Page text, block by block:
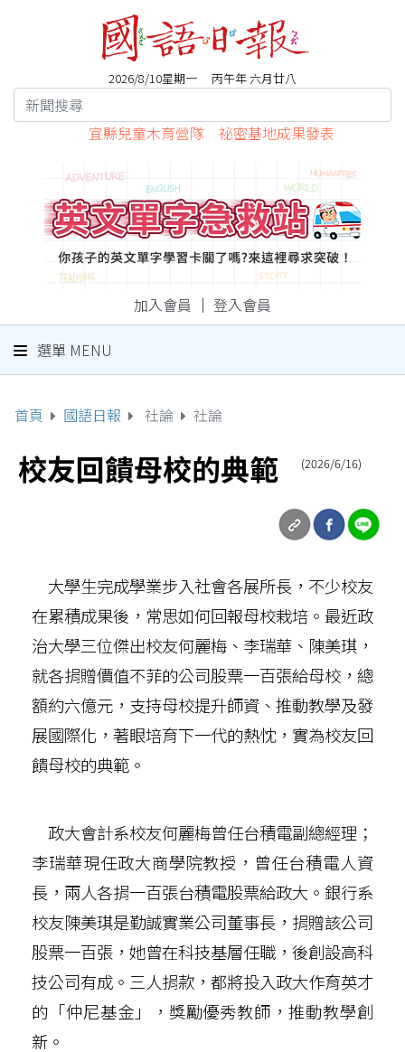
2026/8/10星期一 丙午年 六月廿八
宜縣兒童木育營隊 祕密基地成果發表
加入會員 ｜ 登入會員
選單 MENU
首頁 國語日報 社論 社論
校友回饋母校的典範 (2026/6/16)
大學生完成學業步入社會各展所長，不少校友
在累積成果後，常思如何回報母校栽培。最近政
治大學三位傑出校友何麗梅、李瑞華、陳美琪，
就各捐贈價值不菲的公司股票一百張給母校，總
額約六億元，支持母校提升師資、推動教學及發
展國際化，著眼培育下一代的熱忱，實為校友回
饋母校的典範。
政大會計系校友何麗梅曾任台積電副總經理；
李瑞華現任政大商學院教授，曾任台積電人資
長，兩人各捐一百張台積電股票給政大。銀行系
校友陳美琪是勤誠實業公司董事長，捐贈該公司
股票一百張，她曾在科技基層任職，後創設高科
技公司有成。三人捐款，都將投入政大作育英才
的「仲尼基金」，獎勵優秀教師，推動教學創
新。